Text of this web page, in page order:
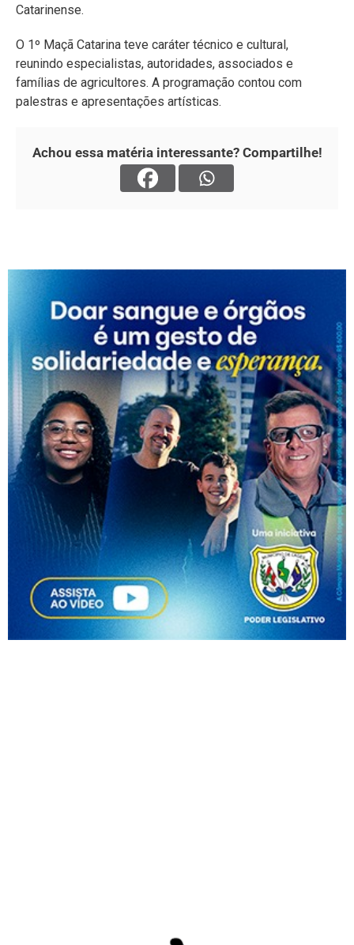
Catarinense.
O 1º Maçã Catarina teve caráter técnico e cultural,
reunindo especialistas, autoridades, associados e
famílias de agricultores. A programação contou com
palestras e apresentações artísticas.
Achou essa matéria interessante? Compartilhe!